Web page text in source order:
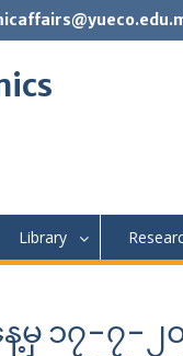
Library
မှ ၁၇-၇-